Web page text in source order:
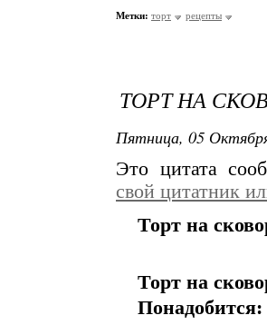
Метки: торт рецепты
ТОРТ НА
Пятница, 05
Это цитата
свой цитатник
Торт на
Торт на
Понадобится: